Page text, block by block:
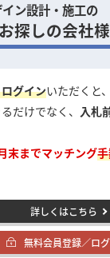
ン設計・施工の
探しの会社
グインいただくと
だけでなく、 入札
末までマッチング
詳しくはこちら
無料会員登録／ロ